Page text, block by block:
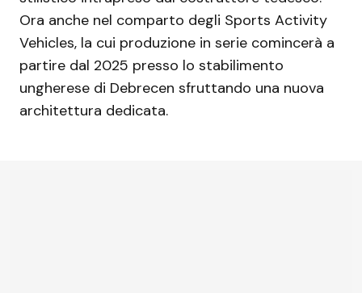
Ora anche nel comparto degli Sports Activity
Vehicles, la cui produzione in serie comincerà a
partire dal 2025 presso lo stabilimento
ungherese di Debrecen sfruttando una nuova
architettura dedicata.